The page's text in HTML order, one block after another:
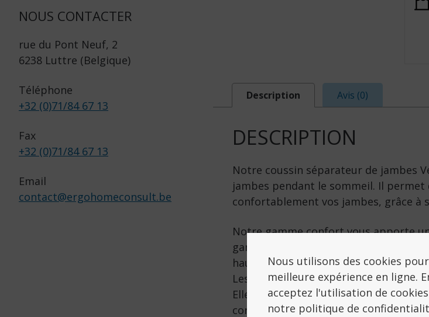
NOUS CONTACTER
rue du Pont Neuf, 2
6238 Luttre (Belgique)
Téléphone
+32 (0)71/84 67 13
Fax
+32 (0)71/84 67 13
Email
contact@ergohomeconsult.be
Description Avis (0)
DESCRIPTION
Notre coussin séparateur de jambes
jambes pendant le sommeil. Il
confortablement vos jambes, grâce à
Notre gamme confort vous apporte
gamme. La mousse végélya utilisée
haute résilience enrichie au charbon
Les bénéfices de la mousse à
Elle vous permet de flotter dans
corps. Cette mousse haute
Nous utilisons des cookies
meilleure expérience en ligne.
acceptez l'utilisation de
notre politique de